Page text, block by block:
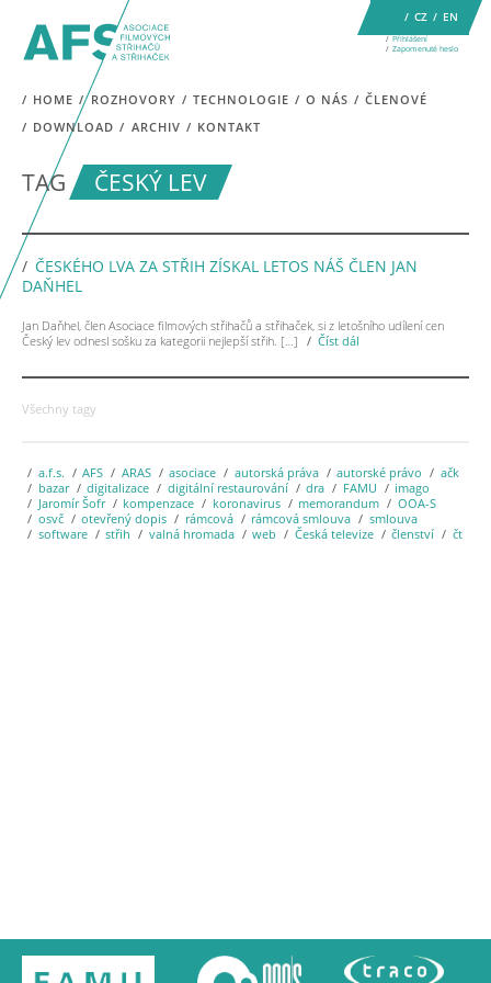
CZ EN
Přihlášení
Zapomenuté heslo
HOME ROZHOVORY TECHNOLOGIE O NÁS
ČLENOVÉ
DOWNLOAD
ARCHIV KONTAKT
TAG ČESKÝ LEV
ČESKÉHO LVA ZA STŘIH ZÍSKAL LETOS NÁŠ ČLEN JAN
DAŇHEL
Jan Daňhel, člen Asociace filmových střihačů a střihaček, si z letošního udílení cen
Český lev odnesl sošku za kategorii nejlepší střih. […]
Číst dál
Všechny tagy
a.f.s. AFS ARAS asociace autorská práva autorské právo
ačk
bazar
digitalizace digitální restaurování dra FAMU
imago
Jaromír Šofr
kompenzace koronavirus memorandum
OOA-S
osvč
otevřený dopis rámcová rámcová smlouva
smlouva
software
střih valná hromada web Česká televize členství čt